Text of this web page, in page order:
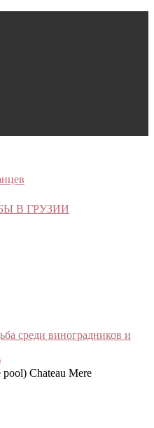
В ГРУЗИИ
среди виноградников и
Chateau Mere